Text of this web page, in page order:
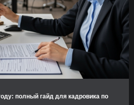
полный гайд для кадровика по